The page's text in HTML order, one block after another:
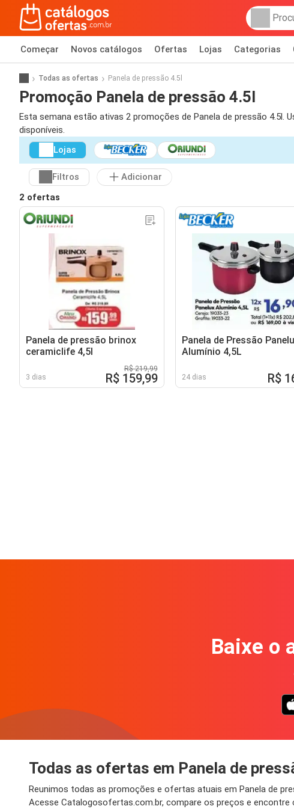
Começar Novos catálogos Ofertas Lojas Categorias
Todas as ofertas Panela de pressão 4.5l
Promoção Panela de pressão 4.5l
Esta semana estão ativas 2 promoções de Panela de pressão
disponíveis.
Lojas
Filtros
Adicionar
2 ofertas
Panela de pressão brinox
ceramiclife 4,5l
3 dias
R$ 219,99
R$ 159,99
Panela de Pressão
Alumínio 4,5L
24 dias R$
Baixe o
Todas as ofertas em Panela de
Reunimos todas as promoções e ofertas atuais em Panela de
Acesse Catalogosofertas.com.br, compare os preços e